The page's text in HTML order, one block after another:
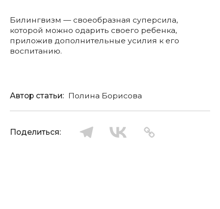
Билингвизм — своеобразная суперсила,
которой можно одарить своего ребенка,
приложив дополнительные усилия к его
воспитанию.
Автор статьи: Полина Борисова
Поделиться: